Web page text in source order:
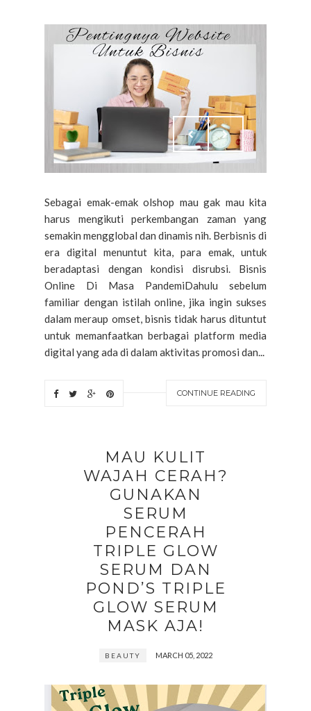
Sebagai emak-emak olshop mau gak mau kita
harus mengikuti perkembangan zaman yang
semakin mengglobal dan dinamis nih. Berbisnis di
era digital menuntut kita, para emak, untuk
beradaptasi dengan kondisi disrubsi. Bisnis
Online Di Masa PandemiDahulu sebelum
familiar dengan istilah online, jika ingin sukses
dalam meraup omset, bisnis tidak harus dituntut
untuk memanfaatkan berbagai platform media
digital yang ada di dalam aktivitas promosi dan...
CONTINUE READING
MAU KULIT
WAJAH CERAH?
GUNAKAN
SERUM
PENCERAH
TRIPLE GLOW
SERUM DAN
POND’S TRIPLE
GLOW SERUM
MASK AJA!
BEAUTY MARCH 05, 2022